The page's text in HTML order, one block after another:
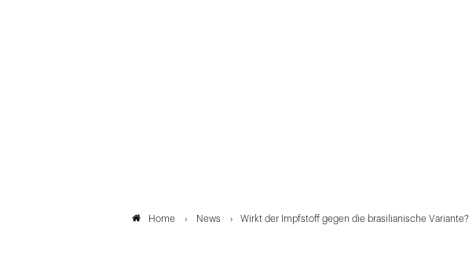
Home News Wirkt der Impfstoff gegen die brasilianische Variante?